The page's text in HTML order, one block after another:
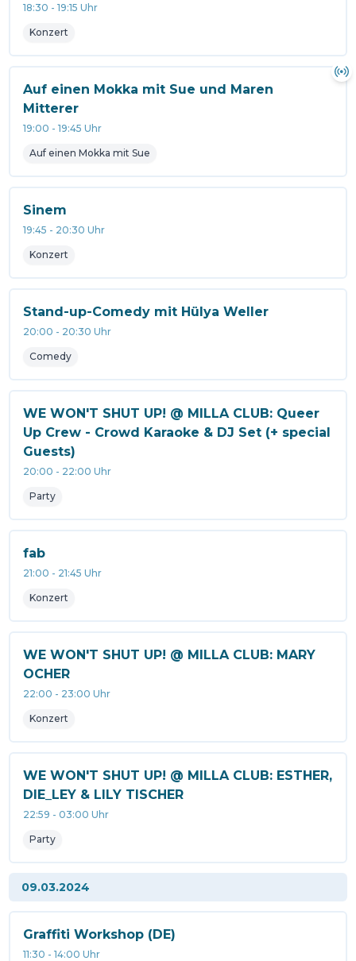
18:30 -19:15 Uhr
Konzert
Auf einen Mokka mit Sue und Maren
Mitterer
19:00 -19:45 Uhr
Auf einen Mokka mit Sue
Sinem
19:45 - 20:30 Uhr
Konzert
Stand-up-Comedy mit Hülya Weller
20:00 - 20:30 Uhr
Comedy
WE WON'T SHUT UP! @ MILLA CLUB: Queer
Up Crew - Crowd Karaoke & DJ Set (+ special
Guests)
20:00 - 22:00 Uhr
Party
fab
21:00 - 21:45 Uhr
Konzert
WE WON'T SHUT UP! @ MILLA CLUB: MARY
OCHER
22:00 - 23:00 Uhr
Konzert
WE WON'T SHUT UP! @ MILLA CLUB: ESTHER,
DIE_LEY & LILY TISCHER
22:59 -03:00 Uhr
Party
09.03.2024
Graffiti Workshop (DE)
11:30 -14:00 Uhr